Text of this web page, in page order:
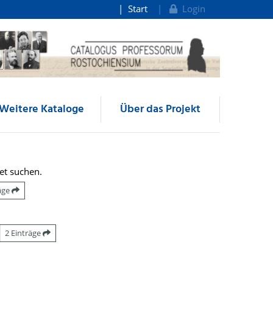
Start Login
Kataloge Über das Projekt
suchen.
2 Einträge